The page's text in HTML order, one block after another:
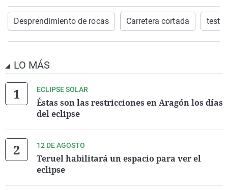
Desprendimiento de rocas Carretera cortada
LO MÁS
ECLIPSE SOLAR
Éstas son las restricciones en Aragón los días
del eclipse
12 DE AGOSTO
Teruel habilitará un espacio para ver el
eclipse